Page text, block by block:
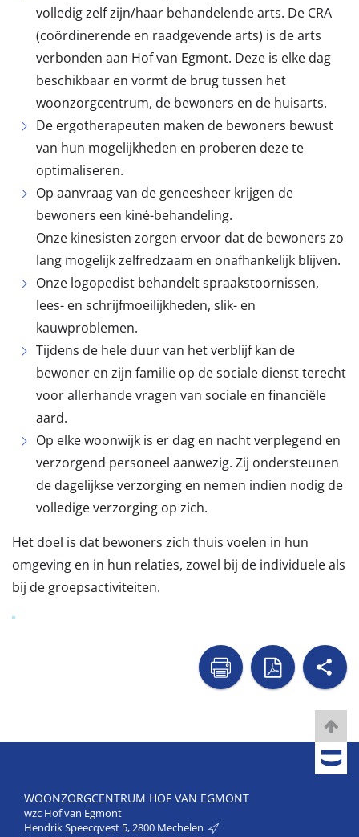
volledig zelf zijn/haar behandelende arts. De CRA
(coördinerende en raadgevende arts) is de arts
verbonden aan Hof van Egmont. Deze is elke dag
beschikbaar en vormt de brug tussen het
woonzorgcentrum, de bewoners en de huisarts.
De ergotherapeuten maken de bewoners bewust
van hun mogelijkheden en proberen deze te
optimaliseren.
Op aanvraag van de geneesheer krijgen de
bewoners een kiné-behandeling.
Onze kinesisten zorgen ervoor dat de bewoners zo
lang mogelijk zelfredzaam en onafhankelijk blijven.
Onze logopedist behandelt spraakstoornissen,
lees- en schrijfmoeilijkheden, slik- en
kauwproblemen.
Tijdens de hele duur van het verblijf kan de
bewoner en zijn familie op de sociale dienst terecht
voor allerhande vragen van sociale en financiële
aard.
Op elke woonwijk is er dag en nacht verplegend en
verzorgend personeel aanwezig. Zij ondersteunen
de dagelijkse verzorging en nemen indien nodig de
volledige verzorging op zich.
Het doel is dat bewoners zich thuis voelen in hun
omgeving en in hun relaties, zowel bij de individuele als
bij de groepsactiviteiten.

WOONZORGCENTRUM HOF VAN EGMONT
wzc Hof van Egmont
Hendrik Speecqvest 5, 2800 Mechelen